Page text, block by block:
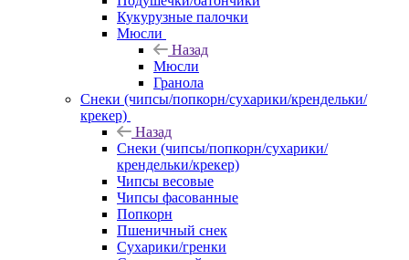
Кукурузные палочки
Мюсли
Назад
Мюсли
Гранола
Снеки (чипсы/попкорн/сухарики/крендельки/
крекер)
Назад
Снеки (чипсы/попкорн/сухарики/
крендельки/крекер)
Чипсы весовые
Чипсы фасованные
Попкорн
Пшеничный снек
Сухарики/гренки